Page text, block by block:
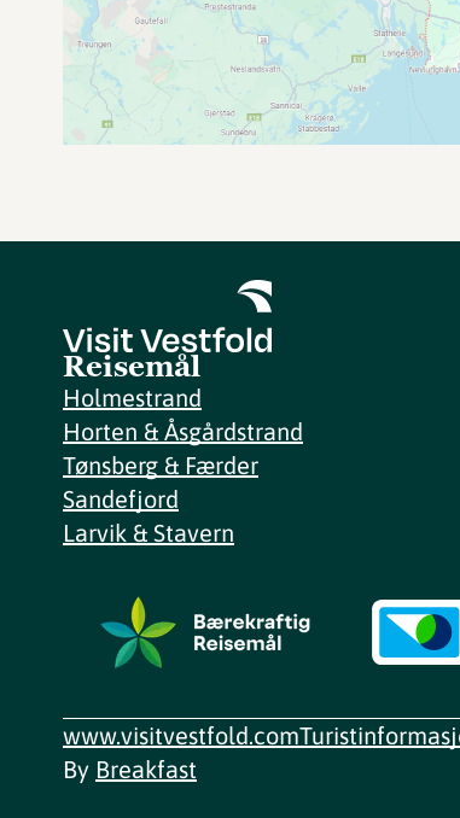
Reisemål
Holmestrand
Horten & Åsgårdstrand
Tønsberg & Færder
Sandefjord
Larvik & Stavern
www.visitvestfold.com
By Breakfast